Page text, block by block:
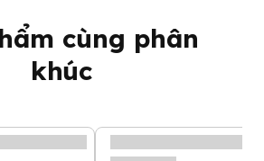
nội bật của dầu
dầu óc chó ép lạnh.
cùng phân
khúc